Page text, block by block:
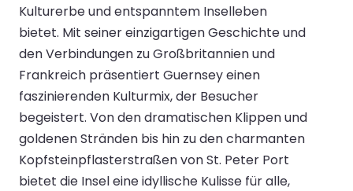
Kulturerbe und entspanntem Inselleben
bietet. Mit seiner einzigartigen Geschichte und
den Verbindungen zu Großbritannien und
Frankreich präsentiert Guernsey einen
faszinierenden Kulturmix, der Besucher
begeistert. Von den dramatischen Klippen und
goldenen Stränden bis hin zu den charmanten
Kopfsteinpflasterstraßen von St. Peter Port
bietet die Insel eine idyllische Kulisse für alle,